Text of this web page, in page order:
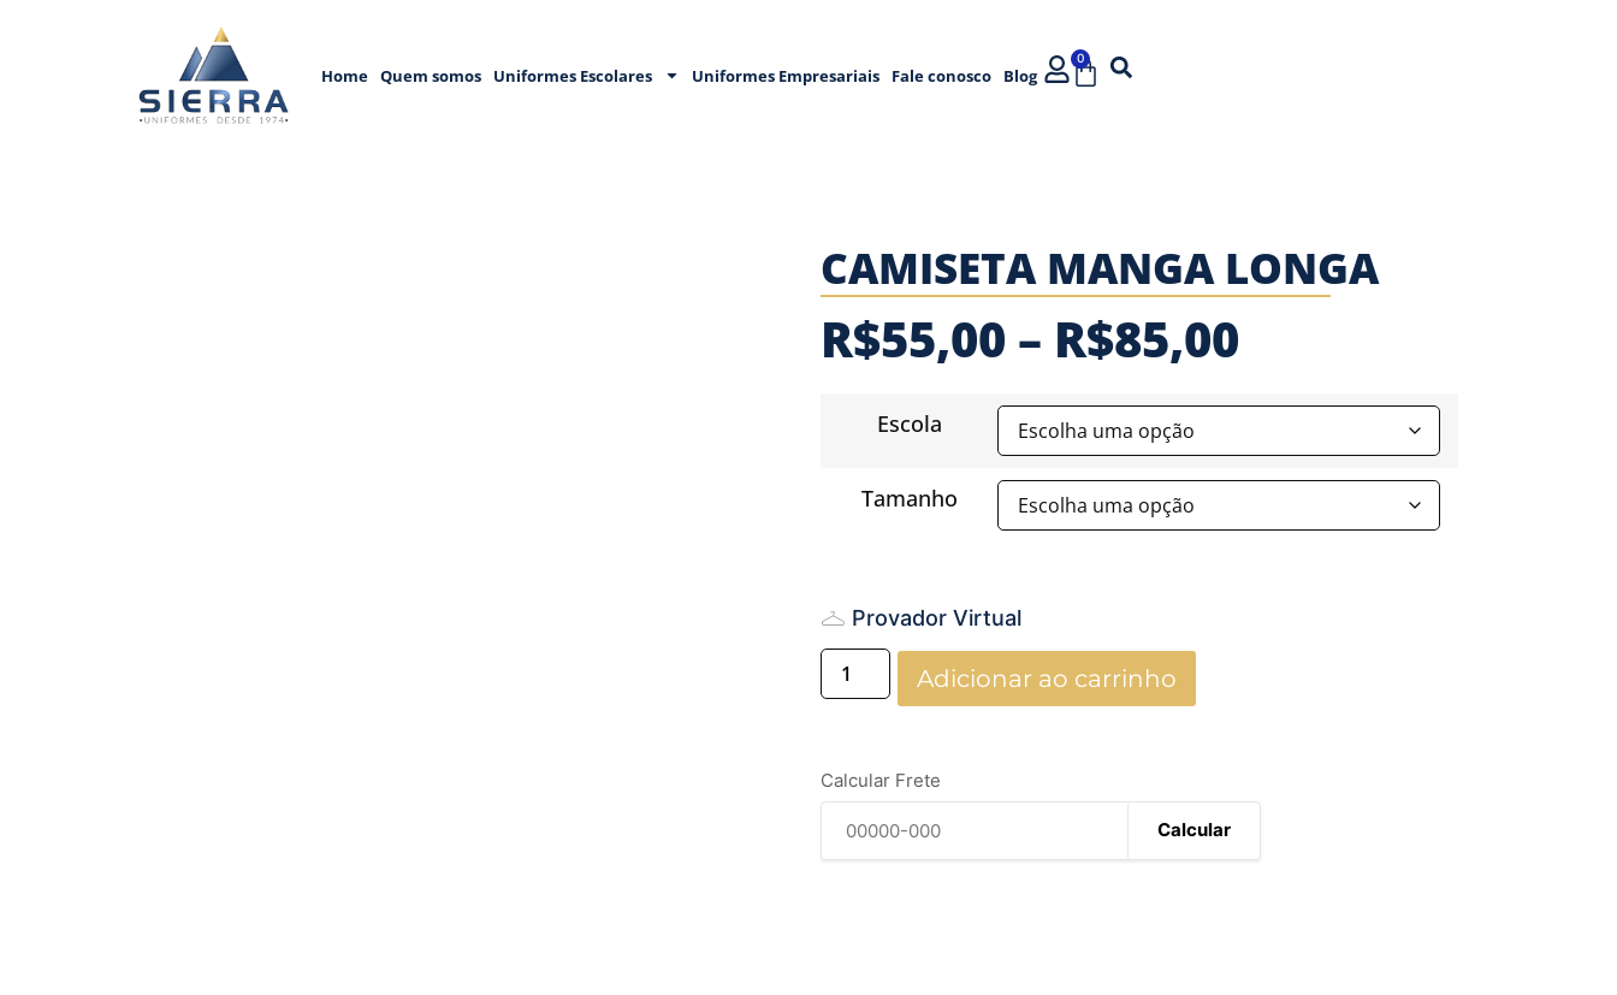
Home Quem somos Uniformes Escolares Uniformes Empresariais Fale conosco Blog
0
CAMISETA MANGA LONGA
R$55,00 – R$85,00
Escola
Tamanho
Provador Virtual
Adicionar ao carrinho
Calcular Frete
Calcular